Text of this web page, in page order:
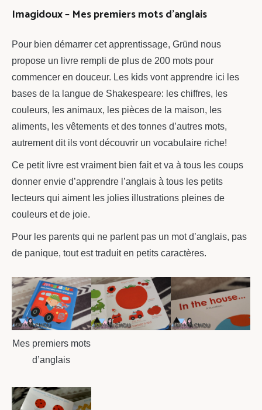
Imagidoux – Mes premiers mots d’anglais
Pour bien démarrer cet apprentissage, Gründ nous
propose un livre rempli de plus de 200 mots pour
commencer en douceur. Les kids vont apprendre ici les
bases de la langue de Shakespeare: les chiffres, les
couleurs, les animaux, les pièces de la maison, les
aliments, les vêtements et des tonnes d’autres mots,
autrement dit ils vont découvrir un vocabulaire riche!
Ce petit livre est vraiment bien fait et va à tous les coups
donner envie d’apprendre l’anglais à tous les petits
lecteurs qui aiment les jolies illustrations pleines de
couleurs et de joie.
Pour les parents qui ne parlent pas un mot d’anglais, pas
de panique, tout est traduit en petits caractères.
Mes premiers mots
d’anglais